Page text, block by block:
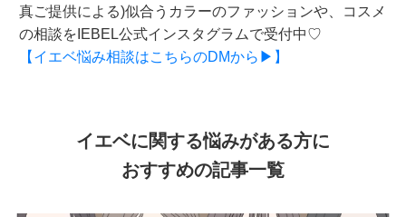
真ご提供による)似合うカラーのファッションや、コスメ
の相談をIEBEL公式インスタグラムで受付中♡
【イエベ悩み相談はこちらのDMから▶】
イエベに関する悩みがある方に
おすすめの記事一覧